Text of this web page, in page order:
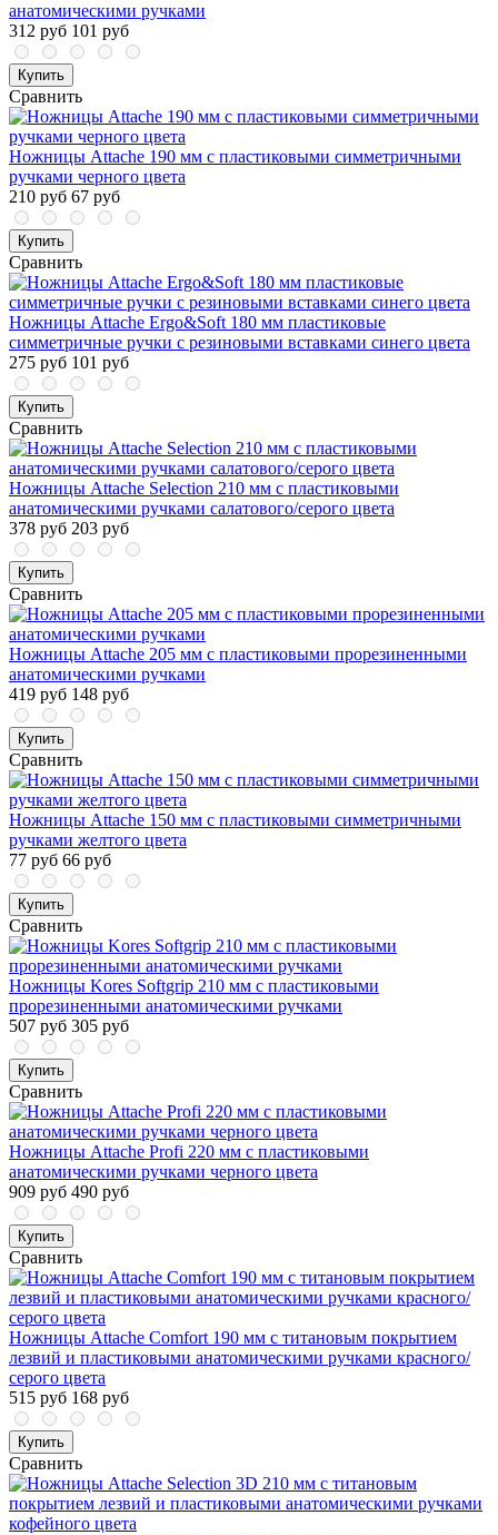
анатомическими ручками
312 руб 101 руб
Купить
Сравнить
Ножницы Attache 190 мм с пластиковыми симметричными
ручками черного цвета
210 руб 67 руб
Купить
Сравнить
Ножницы Attache Ergo&Soft 180 мм пластиковые
симметричные ручки с резиновыми вставками синего цвета
275 руб 101 руб
Купить
Сравнить
Ножницы Attache Selection 210 мм с пластиковыми
анатомическими ручками салатового/серого цвета
378 руб 203 руб
Купить
Сравнить
Ножницы Attache 205 мм с пластиковыми прорезиненными
анатомическими ручками
419 руб 148 руб
Купить
Сравнить
Ножницы Attache 150 мм с пластиковыми симметричными
ручками желтого цвета
77 руб 66 руб
Купить
Сравнить
Ножницы Kores Softgrip 210 мм с пластиковыми
прорезиненными анатомическими ручками
507 руб 305 руб
Купить
Сравнить
Ножницы Attache Profi 220 мм с пластиковыми
анатомическими ручками черного цвета
909 руб 490 руб
Купить
Сравнить
Ножницы Attache Comfort 190 мм с титановым покрытием
лезвий и пластиковыми анатомическими ручками красного/
серого цвета
515 руб 168 руб
Купить
Сравнить